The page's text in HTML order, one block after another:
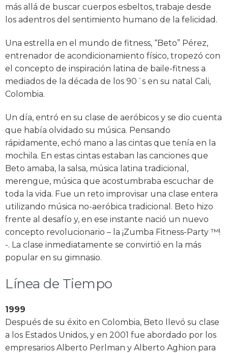
más allá de buscar cuerpos esbeltos, trabaje desde
los adentros del sentimiento humano de la felicidad.
Una estrella en el mundo de fitness, “Beto” Pérez,
entrenador de acondicionamiento físico, tropezó con
el concepto de inspiración latina de baile-fitness a
mediados de la década de los 90´s en su natal Cali,
Colombia.
Un día, entró en su clase de aeróbicos y se dio cuenta
que había olvidado su música. Pensando
rápidamente, echó mano a las cintas que tenía en la
mochila. En estas cintas estaban las canciones que
Beto amaba, la salsa, música latina tradicional,
merengue, música que acostumbraba escuchar de
toda la vida. Fue un reto improvisar una clase entera
utilizando música no-aeróbica tradicional. Beto hizo
frente al desafío y, en ese instante nació un nuevo
concepto revolucionario – la ¡Zumba Fitness-Party ™!
-. La clase inmediatamente se convirtió en la más
popular en su gimnasio.
Línea de Tiempo
1999
Después de su éxito en Colombia, Beto llevó su clase
a los Estados Unidos, y en 2001 fue abordado por los
empresarios Alberto Perlman y Alberto Aghion para